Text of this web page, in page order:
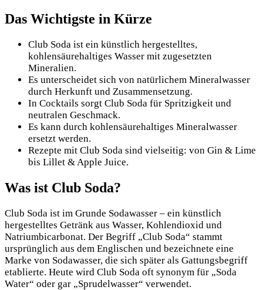
Das Wichtigste in Kürze
Club Soda ist ein künstlich hergestelltes,
kohlensäurehaltiges Wasser mit zugesetzten
Mineralien.
Es unterscheidet sich von natürlichem Mineralwasser
durch Herkunft und Zusammensetzung.
In Cocktails sorgt Club Soda für Spritzigkeit und
neutralen Geschmack.
Es kann durch kohlensäurehaltiges Mineralwasser
ersetzt werden.
Rezepte mit Club Soda sind vielseitig: von Gin & Lime
bis Lillet & Apple Juice.
Was ist Club Soda?
Club Soda ist im Grunde Sodawasser – ein künstlich
hergestelltes Getränk aus Wasser, Kohlendioxid und
Natriumbicarbonat. Der Begriff „Club Soda“ stammt
ursprünglich aus dem Englischen und bezeichnete eine
Marke von Sodawasser, die sich später als Gattungsbegriff
etablierte. Heute wird Club Soda oft synonym für „Soda
Water“ oder gar „Sprudelwasser“ verwendet.